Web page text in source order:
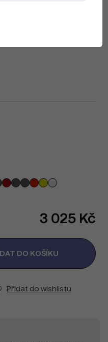
3 025 Kč
Přidat do wishlistu